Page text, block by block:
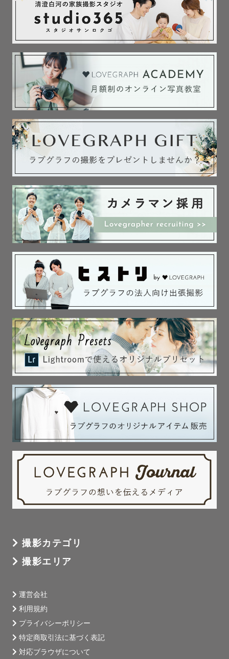
と話せる思い出になるといいなと思って撮影をしていま
------------------------------------
事前にしっかりご相談させていただくので、ご心配なこと
があればいつでも聞いてください🌼
みなさまとお会いできることを楽しみにしております。
もえちゃより
撮影カテゴリ
撮影エリア
運営会社
利用規約
プライバシーポリシー
特定商取引法に基づく表記
対応ブラウザについて